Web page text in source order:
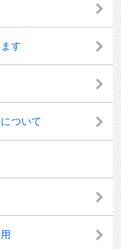
す
ついて